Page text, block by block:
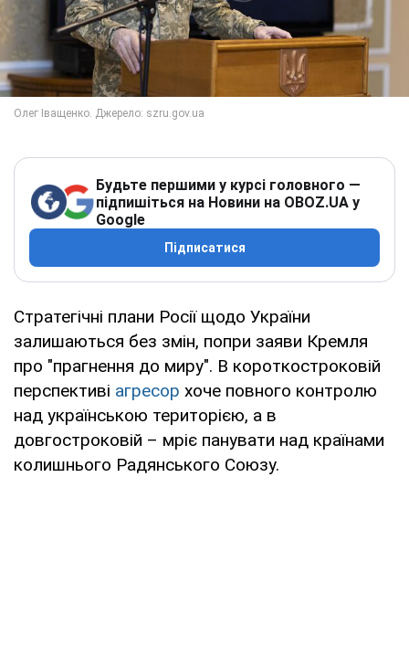
Будьте першими у курсі головного —
підпишіться на Новини на OBOZ.UA у
Google
Підписатися
Стратегічні плани Росії щодо України
залишаються без змін, попри заяви Кремля
про "прагнення до миру". В короткостроковій
перспективі агресор хоче повного контролю
над українською територією, а в
довгостроковій – мріє панувати над країнами
колишнього Радянського Союзу.